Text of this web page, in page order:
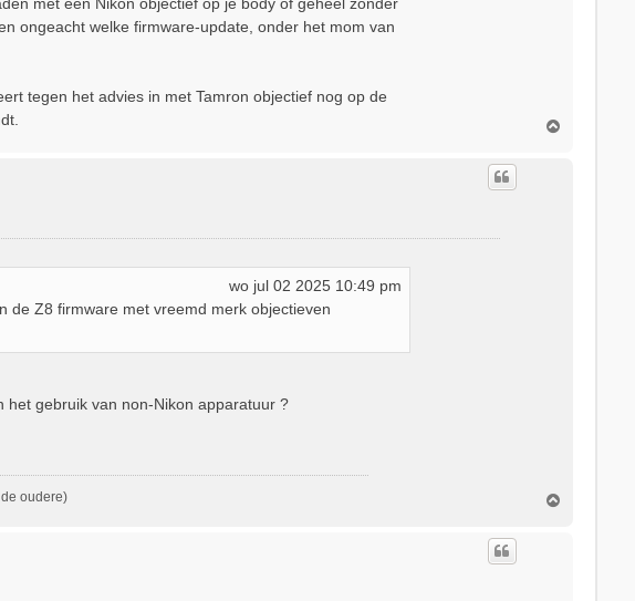
ongeacht welke firmware-update, onder het mom van
tegen het advies in met Tamron objectief nog op de
wo jul 02 2025 10:49 pm
de Z8 firmware met vreemd merk objectieven
het gebruik van non-Nikon apparatuur ?
oudere)